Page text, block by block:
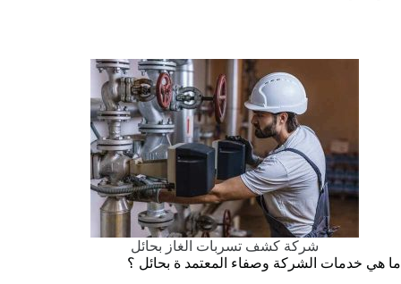
شركة كشف تسربات الغاز بحائل
ما هي خدمات الشركة وصفاء المعتمد ة بحائل ؟